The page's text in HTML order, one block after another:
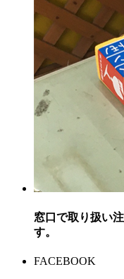
窓口で取り扱い
す。
FACEBOOK